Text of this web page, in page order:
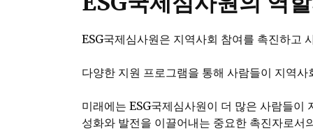
ESG국제심사원은 지역사회 참여를 촉진하고
다양한 지원 프로그램을 통해 사람들이 지역
미래에는 ESG국제심사원이 더 많은 사람들
성화와 발전을 이끌어내는 중요한 촉진자로서